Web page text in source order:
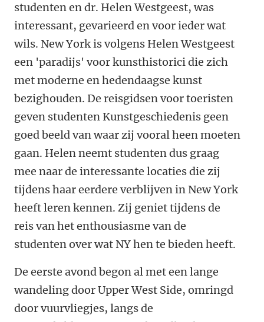
studenten en dr. Helen Westgeest, was
interessant, gevarieerd en voor ieder wat
wils. New York is volgens Helen Westgeest
een 'paradijs' voor kunsthistorici die zich
met moderne en hedendaagse kunst
bezighouden. De reisgidsen voor toeristen
geven studenten Kunstgeschiedenis geen
goed beeld van waar zij vooral heen moeten
gaan. Helen neemt studenten dus graag
mee naar de interessante locaties die zij
tijdens haar eerdere verblijven in New York
heeft leren kennen. Zij geniet tijdens de
reis van het enthousiasme van de
studenten over wat NY hen te bieden heeft.
De eerste avond begon al met een lange
wandeling door Upper West Side, omringd
door vuurvliegjes, langs de